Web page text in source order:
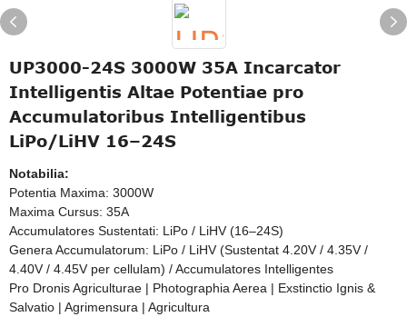
UP3000-24S 3000W 35A Incarcator
Intelligentis Altae Potentiae pro
Accumulatoribus Intelligentibus
LiPo/LiHV 16–24S
Notabilia:
Potentia Maxima: 3000W
Maxima Cursus: 35A
Accumulatores Sustentati: LiPo / LiHV (16–24S)
Genera Accumulatorum: LiPo / LiHV (Sustentat 4.20V / 4.35V /
4.40V / 4.45V per cellulam) / Accumulatores Intelligentes
Pro Dronis Agriculturae | Photographia Aerea | Exstinctio Ignis &
Salvatio | Agrimensura | Agricultura